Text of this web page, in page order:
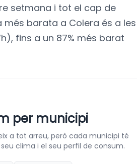
setmana i tot el cap de
més barata a Colera és a les
fins a un 87% més barat
per municipi
a tot arreu, però cada municipi té
clima i el seu perfil de consum.